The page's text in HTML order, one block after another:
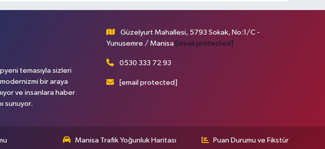
temasıyla sizleri
bir araya
ve insanlara haber
sunuyor.
Güzelyurt Mahallesi, 5793 Sokak, No:1/C -
Yunusemre / Manisa [email protected]
0530 333 72 93
[email protected]
Manisa Trafik Yoğunluk Haritası Puan Durumu ve Fikstür